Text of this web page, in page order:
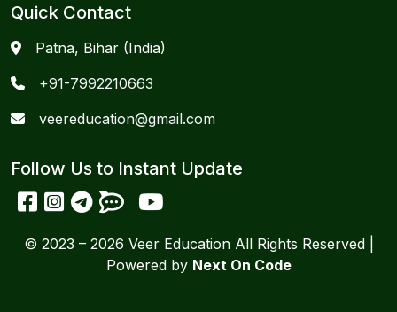
Quick Contact
Patna, Bihar (India)
+91-7992210663
veereducation@gmail.com
Follow Us to Instant Update
© 2023 – 2026 Veer Education All Rights Reserved |
Powered by Next On Code